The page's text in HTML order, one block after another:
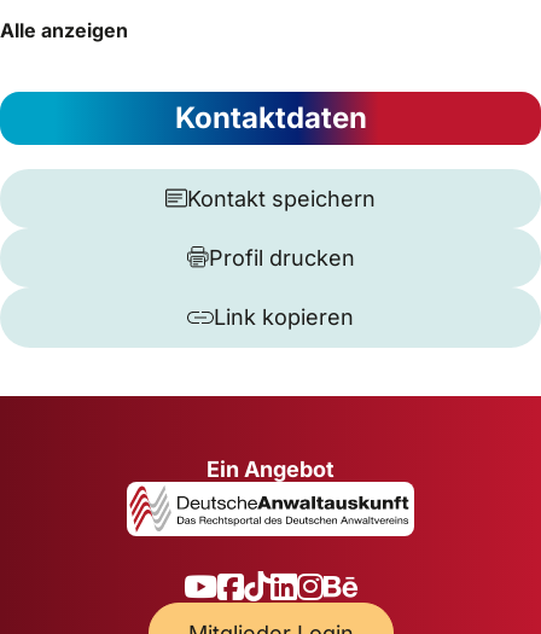
Alle anzeigen
Kontaktdaten
Kontakt speichern
Profil drucken
Link kopieren
Ein Angebot